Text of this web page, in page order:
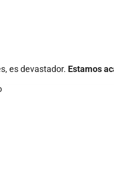
es devastador. Estamos